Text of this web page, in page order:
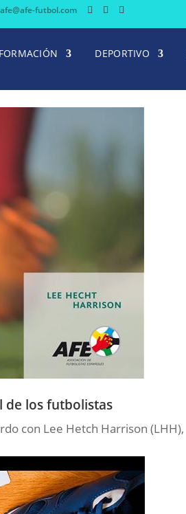
afe@afe-futbol.com
FORMACIÓN DEPORTIVO
de los futbolistas
con Lee Hetch Harrison (LHH),